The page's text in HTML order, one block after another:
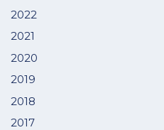
2022
2021
2020
2019
2018
2017